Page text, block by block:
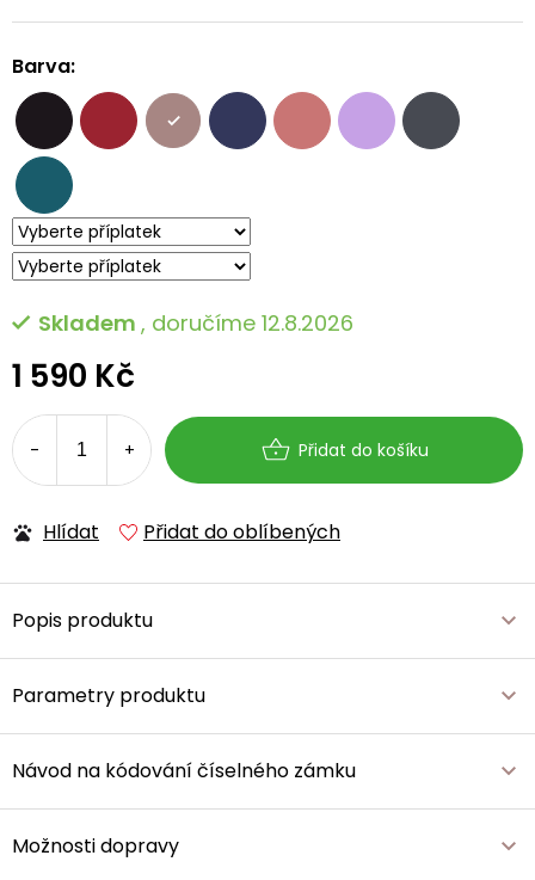
1 590 Kč
cena:
Skladem , doručíme 12.8.2026
Přidat do košíku
Hlídat Přidat do oblíbených
Popis produktu
Parametry produktu
Návod na kódování číselného zámku
Možnosti dopravy
Barva: